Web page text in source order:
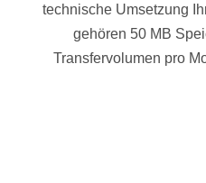
technische Umsetzung
gehören 50 MB
Transfervolumen pro